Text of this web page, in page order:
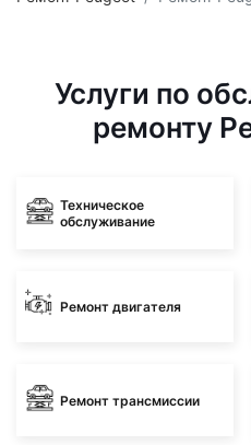
Услуги по
ремонту
Техническое
обслуживание
Ремонт двигателя
Ремонт трансмиссии